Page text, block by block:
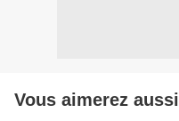
Vous aimerez aussi